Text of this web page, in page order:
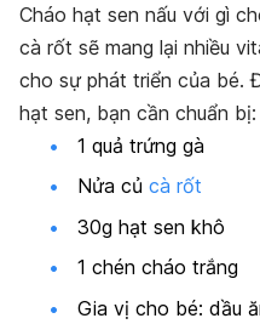
Cháo hạt sen nấu với gì
cà rốt sẽ mang lại nhiều
cho sự phát triển của bé.
hạt sen, bạn cần chuẩn bị:
1 quả trứng gà
Nửa củ cà rốt
30g hạt sen khô
1 chén cháo trắng
Gia vị cho bé: dầu